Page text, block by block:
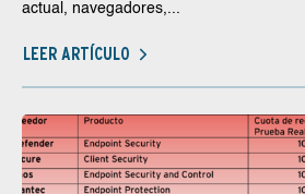
actual, navegadores,...
LEER ARTÍCULO